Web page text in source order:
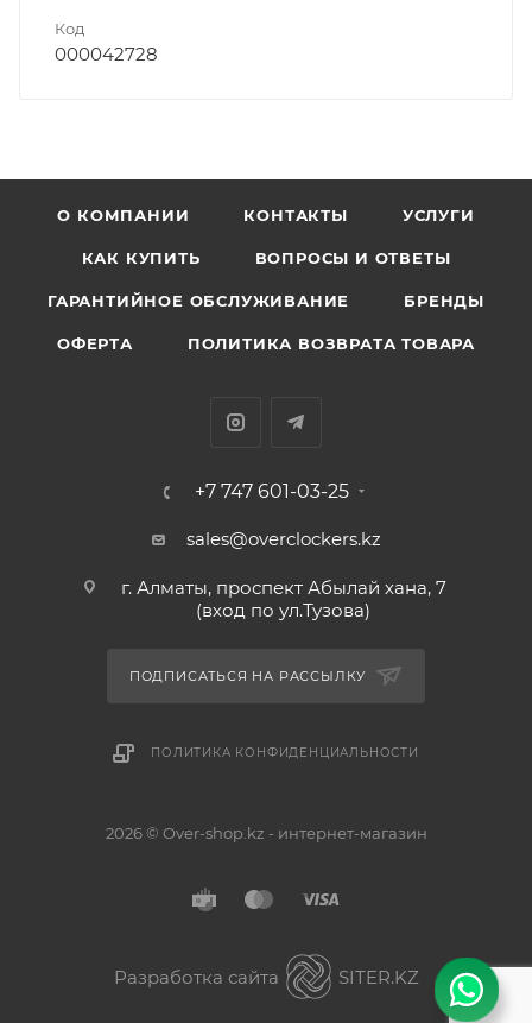
Код
000042728
О КОМПАНИИ КОНТАКТЫ УСЛУГИ
КАК КУПИТЬ ВОПРОСЫ И ОТВЕТЫ
ГАРАНТИЙНОЕ ОБСЛУЖИВАНИЕ БРЕНДЫ
ОФЕРТА ПОЛИТИКА ВОЗВРАТА ТОВАРА
+7 747 601-03-25
sales@overclockers.kz
г. Алматы, проспект Абылай хана, 7
(вход по ул.Тузова)
ПОДПИСАТЬСЯ НА РАССЫЛКУ
ПОЛИТИКА КОНФИДЕНЦИАЛЬНОСТИ
2026 © Over-shop.kz - интернет-магазин
Разработка сайта SITER.KZ